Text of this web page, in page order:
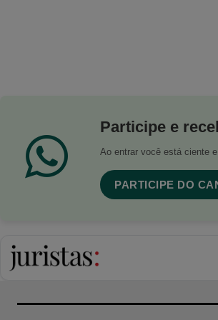
Participe e
Ao entrar você está ciente
PARTICIPE DO